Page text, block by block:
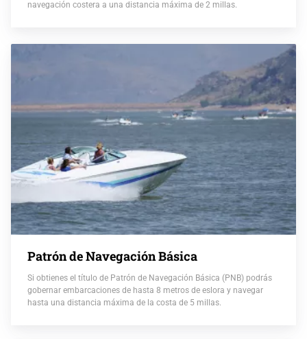
navegación costera a una distancia máxima de 2 millas.
Patrón de Navegación Básica
Si obtienes el título de Patrón de Navegación Básica (PNB) podrás
gobernar embarcaciones de hasta 8 metros de eslora y navegar
hasta una distancia máxima de la costa de 5 millas.